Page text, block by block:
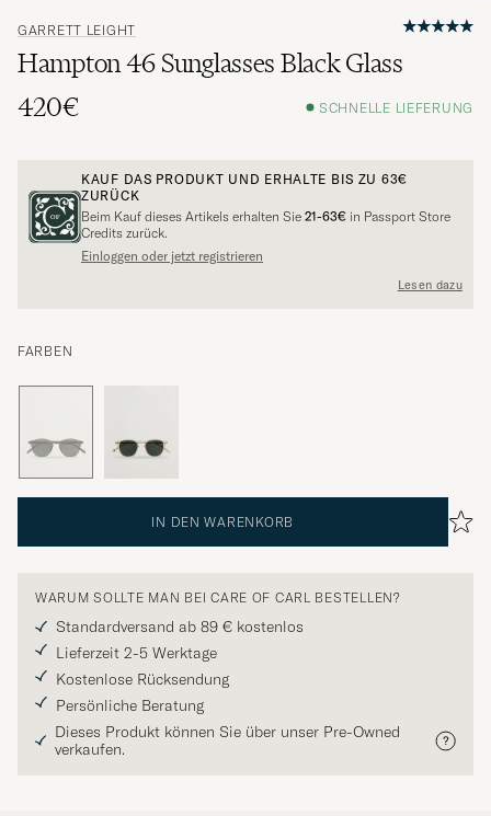
GARRETT LEIGHT
Hampton 46 Sunglasses Black Glass
420€
SCHNELLE LIEFERUNG
KAUF DAS PRODUKT UND ERHALTE BIS ZU 63€
ZURÜCK
Beim Kauf dieses Artikels erhalten Sie 21-63€ in Passport Store
Credits zurück.
Einloggen oder jetzt registrieren
Lesen dazu
FARBEN
IN DEN WARENKORB
WARUM SOLLTE MAN BEI CARE OF CARL BESTELLEN?
Standardversand ab 89 € kostenlos
Lieferzeit 2-5 Werktage
Kostenlose Rücksendung
Persönliche Beratung
Dieses Produkt können Sie über unser Pre-Owned
verkaufen.